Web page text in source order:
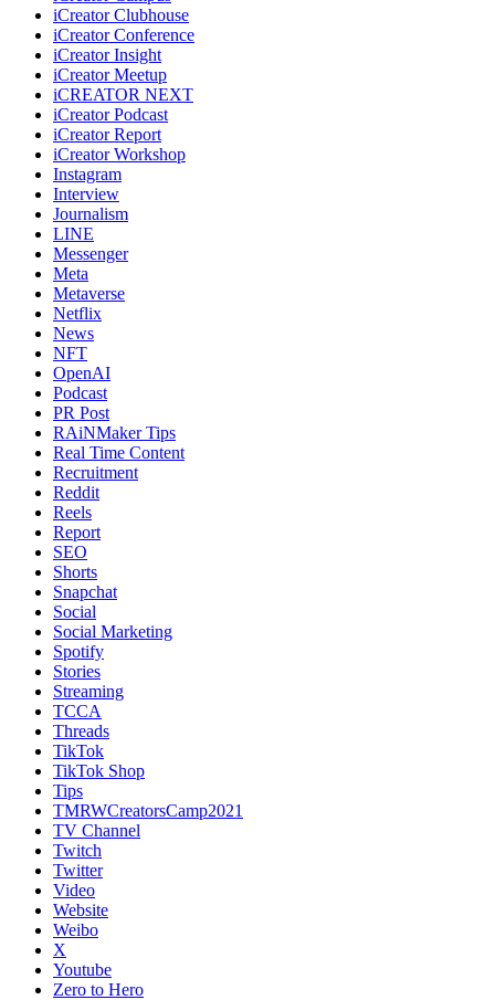
iCreator Clubhouse
iCreator Conference
iCreator Insight
iCreator Meetup
iCREATOR NEXT
iCreator Podcast
iCreator Report
iCreator Workshop
Instagram
Interview
Journalism
LINE
Messenger
Meta
Metaverse
Netflix
News
NFT
OpenAI
Podcast
PR Post
RAiNMaker Tips
Real Time Content
Recruitment
Reddit
Reels
Report
SEO
Shorts
Snapchat
Social
Social Marketing
Spotify
Stories
Streaming
TCCA
Threads
TikTok
TikTok Shop
Tips
TMRWCreatorsCamp2021
TV Channel
Twitch
Twitter
Video
Website
Weibo
X
Youtube
Zero to Hero